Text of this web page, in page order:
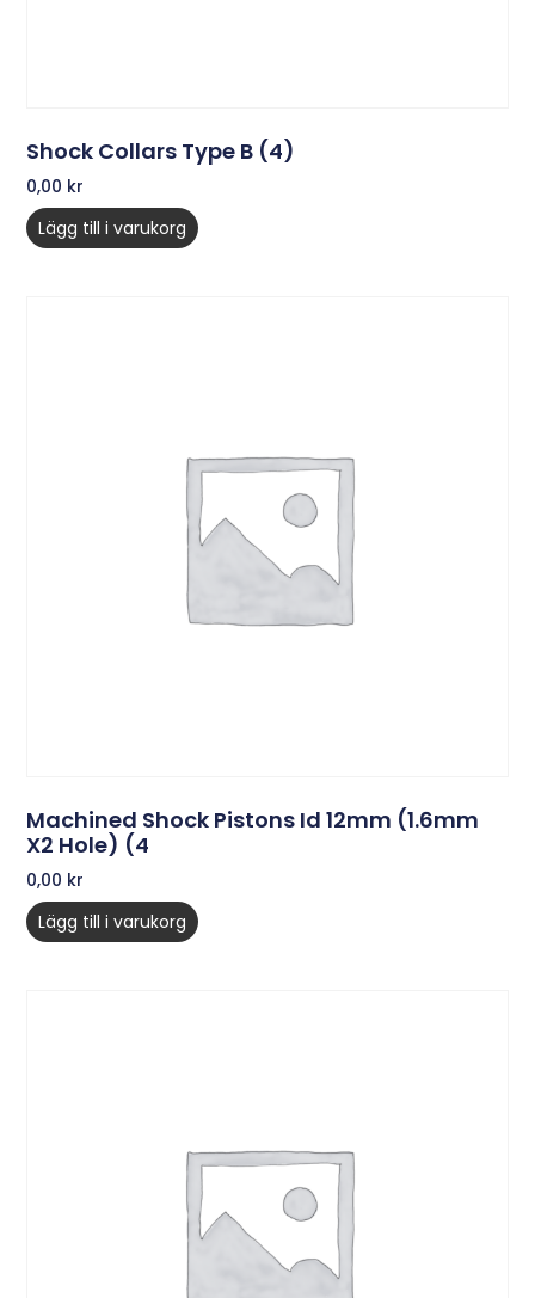
Shock Collars Type B (4)
0,00 kr
Lägg till i varukorg
Machined Shock Pistons Id 12mm (1.6mm
X2 Hole) (4
0,00 kr
Lägg till i varukorg